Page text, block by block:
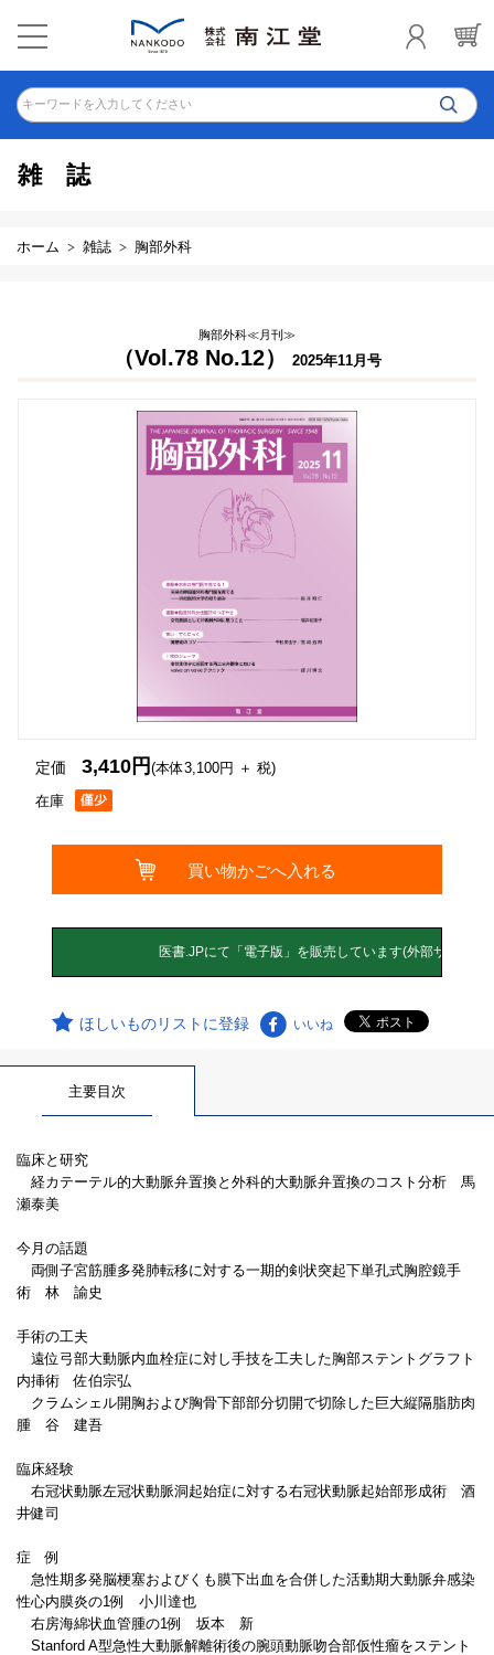
キーワードを入力してください
雑誌
ホーム 雑誌 胸部外科
胸部外科≪月刊≫
（Vol.78 No.12） 2025年11月号
在庫
定価3,410円(本体3,100円 ＋ 税)
ほしいものリストに登録 いいね
主要目次
臨床と研究
経カテーテル的大動脈弁置換と外科的大動脈弁置換のコスト分析 馬
瀬泰美
今月の話題
両側子宮筋腫多発肺転移に対する一期的剣状突起下単孔式胸腔鏡手
術 林 諭史
手術の工夫
遠位弓部大動脈内血栓症に対し手技を工夫した胸部ステントグラフト
内挿術 佐伯宗弘
クラムシェル開胸および胸骨下部部分切開で切除した巨大縦隔脂肪肉
腫 谷 建吾
臨床経験
右冠状動脈左冠状動脈洞起始症に対する右冠状動脈起始部形成術 酒
井健司
症 例
急性期多発脳梗塞およびくも膜下出血を合併した活動期大動脈弁感染
性心内膜炎の1例 小川達也
右房海綿状血管腫の1例 坂本 新
Stanford A型急性大動脈解離術後の腕頭動脈吻合部仮性瘤をステント